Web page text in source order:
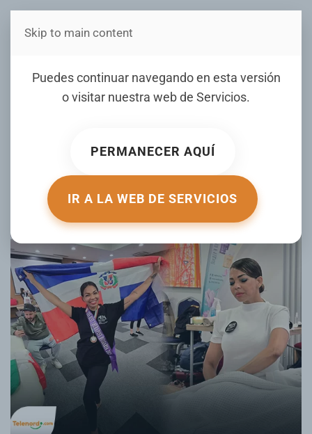
Estás en Telenord Medios
Puedes continuar navegando en esta versión
o visitar nuestra web de Servicios.
PERMANECER AQUÍ
IR A LA WEB DE SERVICIOS
Skip to main content
Francomacorisana
residente en Italia alcanza
campeonato de Masajistas
de Bulgaria
ESCRITO POR TELENORD.COM EL
. PUBLICADO EN
.